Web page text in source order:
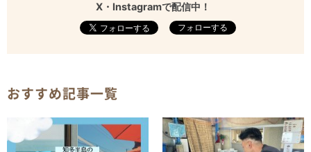
X・Instagramで配信中！
フォローする
おすすめ記事一覧